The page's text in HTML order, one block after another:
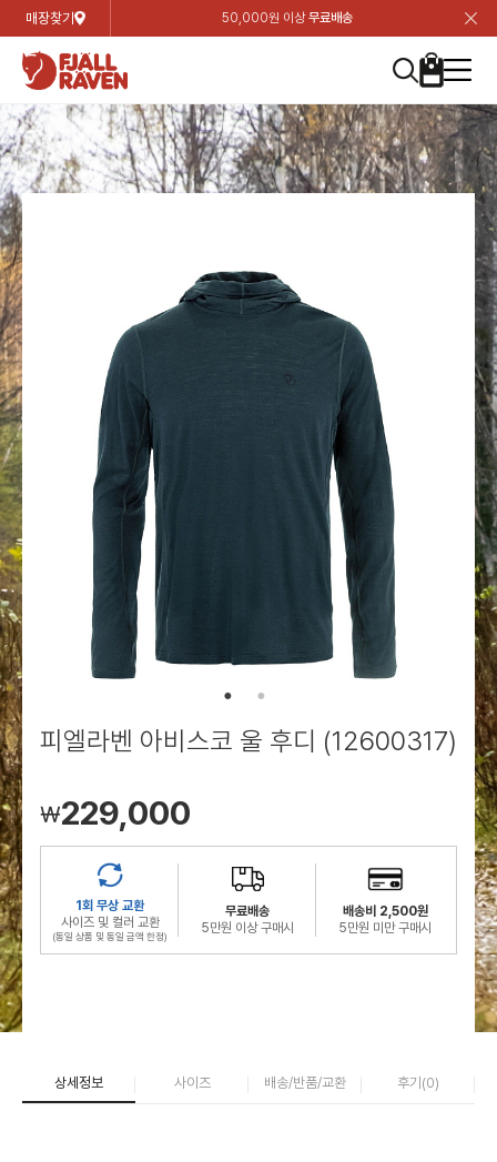
매장찾기 50,000원 이상무료배송
닫
검
색
장
바
니
바
구
니
닫
여성
남성
EXPERIENCES
ABOUT US
고객센터
회사소개
매장찾기
회원가입
로
가
기
여성
바
구
니
닫
신제품
컬렉션
상의
하의
액세서리
등산화
매장찾기
로그인
로
가
기
컬렉션
바
구
니
닫
컬렉션
리미티드 에디션
호야 사이클링
경량트레킹
고어텍스
베르그타겐
매장찾기
회원가입
로
가
기
자켓
바
구
니
닫
모든상품
트레킹 자켓
윈드 자켓
라이프스타일 자켓
다운 & 패딩 자켓
베스트
매장찾기
회원가입
로
가
기
하의
바
구
니
닫
모든상품
트레킹 바지
라이프스타일 바지
반바지 & 스커트
보온 바지
매장찾기
회원가입
로그인
로
가
기
상의
바
구
니
닫
모든상품
셔츠
티셔츠
스웨터
베이스레이어
매장찾기
회원가입
로그인
로
가
기
악세서리
바
구
니
닫
모든상품
모자 & 비니
장갑
기타
매장찾기
회원가입
로그인
로
가
기
등산화
바
구
니
닫
모든상품
하이 & 미드컷
신발용품
매장찾기
회원가입
로그인
로
가
기
남성
바
구
니
닫
신제품
컬렉션
상의
하의
액세서리
등산화
매장찾기
로그인
로
가
기
시즌 하이라이트
바
구
니
닫
리미티드 에디션
바르닥
경량트레킹
고어텍스
베르그타겐
매장찾기
회원가입
로그인
로
가
기
자켓
바
구
니
닫
모든상품
트레킹 자켓
윈드 자켓
라이프스타일 자켓
다운 & 패딩 자켓
베스트
매장찾기
회원가입
로
가
기
하의
바
구
니
닫
모든상품
트레킹 바지
라이프스타일 바지
반바지
보온 바지
매장찾기
회원가입
로그인
로
가
기
상의
바
구
니
닫
모든상품
셔츠
티셔츠
스웨터
베이스레이어
매장찾기
회원가입
로그인
로
가
기
액세서리
바
구
니
닫
모든상품
모자 & 비니
장갑
기타
매장찾기
회원가입
로그인
로
가
기
등산화
바
구
니
닫
모든상품
하이 & 미드컷
신발용품
매장찾기
회원가입
로그인
로
가
기
가방 & 용품
바
구
니
닫
신제품
칸켄
텐트&침낭
매장찾기
회원가입
로그인
로
가
기
칸켄
바
구
니
닫
모든상품
칸켄백
매장찾기
회원가입
로그인
로
가
기
백팩&가방
바
구
니
닫
모든상품
트레킹 백팩
여행 가방
여행 액세서리
힙팩 & 크로스백
매장찾기
회원가입
로
가
기
악세서리
바
구
니
닫
백팩 악세서리
지갑 및 포켓
매장찾기
회원가입
로그인
로
가
기
텐트&침낭
바
구
니
닫
모든상품
텐트
매장찾기
회원가입
로그인
로
가
기
About us
바
구
니
닫
브랜드소개
지속가능성
소재
제품관리
매장찾기
회원가입
로그인
로
가
기
Experiences
바
구
니
닫
아티클
피엘라벤 클래식
폭스트레킹
매장찾기
회원가입
로그인
로
가
기
고객센터
바
구
니
닫
공지사항
1:1 상담
상품문의
FAQ
A/S 안내
C/S 안내
매장찾기
회원가입
피엘라벤 아비스코 울 후디 (12600317)
￦229,000
1회 무상 교환
사이즈 및 컬러 교환
(동일 상품 및 동일 금액 한정)
무료배송
5만원 이상 구매시
배송비 2,500원
5만원 미만 구매시
상세정보 사이즈 배송/반품/교환 후기(0)